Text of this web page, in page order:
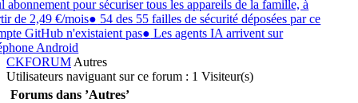
abonnement pour sécuriser tous les appareils de la famille, à
de 2,49 €/mois●54 des 55 failles de sécurité déposées par ce
GitHub n'existaient pas●Les agents IA arrivent sur
Android
CKFORUMAutres
Autres
Utilisateurs naviguant sur ce forum : 1 Visiteur(s)
Forums dans ’Autres’